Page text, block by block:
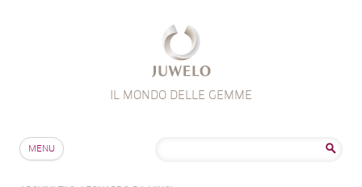
IL MONDO DELLE GEMME
MENU